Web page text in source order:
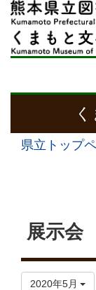
県立トップ
展示会
2020年5月